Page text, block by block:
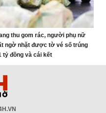
thu gom rác, người phụ nữ
ngờ nhặt được tờ vé số trúng
tỷ đồng và cái kết